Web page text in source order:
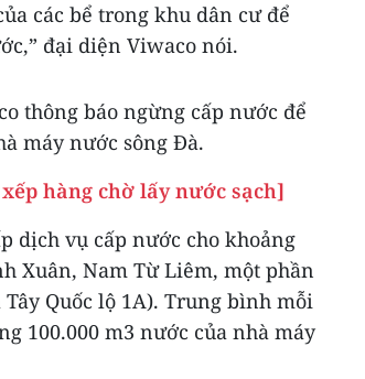
các bể trong khu dân cư để
đại diện Viwaco nói.
thông báo ngừng cấp nước để
máy nước sông Đà.
hàng chờ lấy nước sạch]
dịch vụ cấp nước cho khoảng
Xuân, Nam Từ Liêm, một phần
Quốc lộ 1A). Trung bình mỗi
100.000 m3 nước của nhà máy